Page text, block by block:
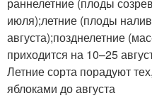
июля);летние (плоды
августа);позднелетние
приходится на 10–25
Летние сорта порадуют
яблоками до августа